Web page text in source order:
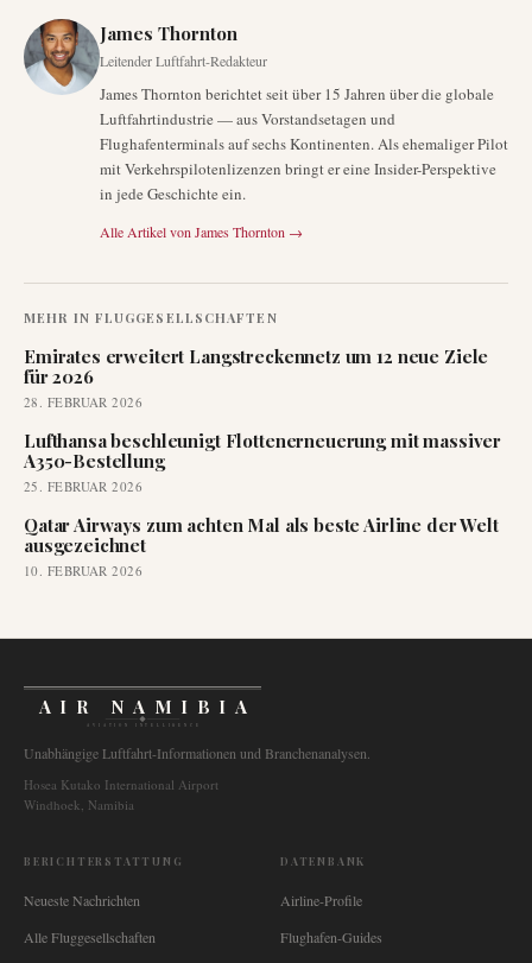
James Thornton
Leitender Luftfahrt-Redakteur
James Thornton berichtet seit über 15 Jahren über die globale
Luftfahrtindustrie — aus Vorstandsetagen und
Flughafenterminals auf sechs Kontinenten. Als ehemaliger Pilot
mit Verkehrspilotenlizenzen bringt er eine Insider-Perspektive
in jede Geschichte ein.
Alle Artikel von James Thornton →
MEHR IN FLUGGESELLSCHAFTEN
Emirates erweitert Langstreckennetz um 12 neue Ziele
für 2026
28. FEBRUAR 2026
Lufthansa beschleunigt Flottenerneuerung mit massiver
A350-Bestellung
25. FEBRUAR 2026
Qatar Airways zum achten Mal als beste Airline der Welt
ausgezeichnet
10. FEBRUAR 2026
AIR NAMIBIA
AVIATION INTELLIGENCE
Unabhängige Luftfahrt-Informationen und Branchenanalysen.
Hosea Kutako International Airport
Windhoek, Namibia
BERICHTERSTATTUNG
Neueste Nachrichten
Alle Fluggesellschaften
DATENBANK
Airline-Profile
Flughafen-Guides